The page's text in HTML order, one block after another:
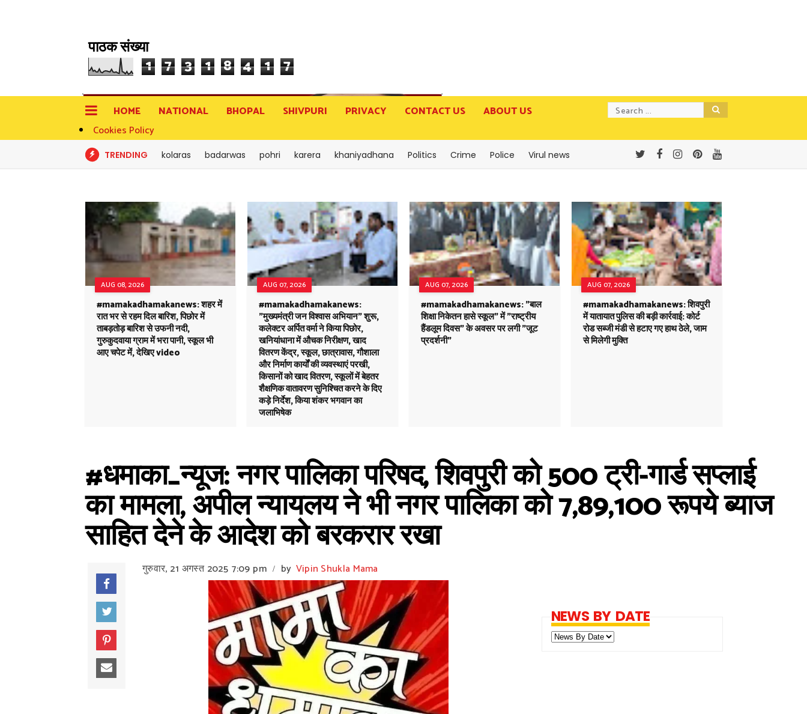
पाठक संख्या
1 7 3 1 8 4 1 7
HOME NATIONAL BHOPAL SHIVPURI PRIVACY CONTACT US
ABOUT US
Cookies Policy
TRENDING kolaras badarwas pohri karera khaniyadhana Politics Crime Police Virul news
AUG 08, 2026
#mamakadhamakanews: शहर में
रात भर से रहम दिल बारिश, पिछोर में
ताबड़तोड़ बारिश से उफनी नदी,
गुरुकुदवाया ग्राम में भरा पानी, स्कूल भी
आए चपेट में, देखिए video
AUG 07, 2026
#mamakadhamakanews:
"मुख्यमंत्री जन विश्वास अभियान" शुरू,
कलेक्टर अर्पित वर्मा ने किया पिछोर,
खनियांधाना में औचक निरीक्षण, खाद
वितरण केंद्र, स्कूल, छात्रावास, गौशाला
और निर्माण कार्यों की व्यवस्थाएं परखी,
किसानों को खाद वितरण, स्कूलों में बेहतर
शैक्षणिक वातावरण सुनिश्चित करने के दिए
कड़े निर्देश, किया शंकर भगवान का
जलाभिषेक
AUG 07, 2026
#mamakadhamakanews: "बाल
शिक्षा निकेतन हासे स्कूल" में "राष्ट्रीय
हैंडलूम दिवस" के अवसर पर लगी "जूट
प्रदर्शनी"
AUG 07, 2026
#mamakadhamakanews: शिवपुरी
में यातायात पुलिस की बड़ी कार्रवाई: कोर्ट
रोड सब्जी मंडी से हटाए गए हाथ ठेले, जाम
से मिलेगी मुक्ति
#धमाका_न्यूज: नगर पालिका परिषद, शिवपुरी को 500 ट्री-गार्ड सप्लाई
का मामला, अपील न्यायलय ने भी नगर पालिका को 7,89,100 रूपये ब्याज
साहित देने के आदेश को बरकरार रखा
गुरुवार, 21 अगस्त 2025 7:09 pm / by Vipin Shukla Mama
NEWS BY DATE